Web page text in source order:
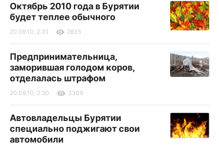
Октябрь 2010 года в Бурятии
будет теплее обычного
20.09.10, 2:31 2835
Предпринимательница,
заморившая голодом коров,
отделалась штрафом
20.09.10, 2:30 3309
Автовладельцы Бурятии
специально поджигают свои
автомобили